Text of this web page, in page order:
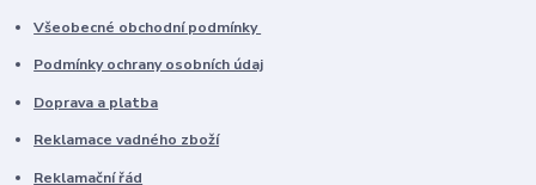
Všeobecné obchodní podmínky
Podmínky ochrany osobních údaj
Doprava a platba
Reklamace vadného zboží
Reklamační řád